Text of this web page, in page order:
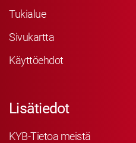
Tukialue
Sivukartta
Käyttöehdot
Lisätiedot
KYB-Tietoa meistä